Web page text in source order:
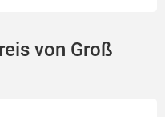
von Groß